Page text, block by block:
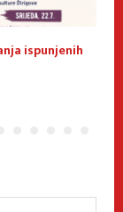
ispunjenih